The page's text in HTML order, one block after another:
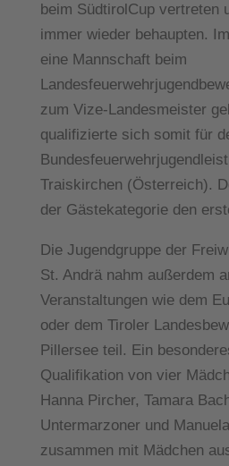
beim SüdtirolCup vertreten
immer wieder behaupten.
eine Mannschaft beim
zum Vize-Landesmeister
qualifizierte sich somit für
Traiskirchen (Österreich).
der Gästekategorie den
Die Jugendgruppe der
St. Andrä nahm außerdem
Veranstaltungen wie dem
oder dem Tiroler
Pillersee teil. Ein
Qualifikation von vier
Hanna Pircher, Tamara
Untermarzoner und
zusammen mit Mädchen